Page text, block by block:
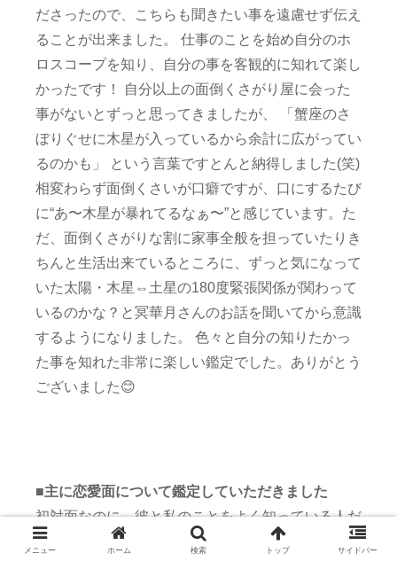
ださったので、こちらも聞きたい事を遠慮せず伝え
ることが出来ました。 仕事のことを始め自分のホ
ロスコープを知り、自分の事を客観的に知れて楽し
かったです！ 自分以上の面倒くさがり屋に会った
事がないとずっと思ってきましたが、 「蟹座のさ
ぼりぐせに木星が入っているから余計に広がってい
るのかも」 という言葉ですとんと納得しました(笑)
相変わらず面倒くさいが口癖ですが、口にするたび
に“あ〜木星が暴れてるなぁ〜”と感じています。た
だ、面倒くさがりな割に家事全般を担っていたりき
ちんと生活出来ているところに、ずっと気になって
いた太陽・木星⇔土星の180度緊張関係が関わって
いるのかな？と冥華月さんのお話を聞いてから意識
するようになりました。 色々と自分の知りたかっ
た事を知れた非常に楽しい鑑定でした。ありがとう
ございました😊
■主に恋愛面について鑑定していただきました
初対面なのに、彼と私のことをよく知っている人だ
と勘違いしてしまうくらい言い当てて頂いて驚きま
メニュー ホーム 検索 トップ サイドバー